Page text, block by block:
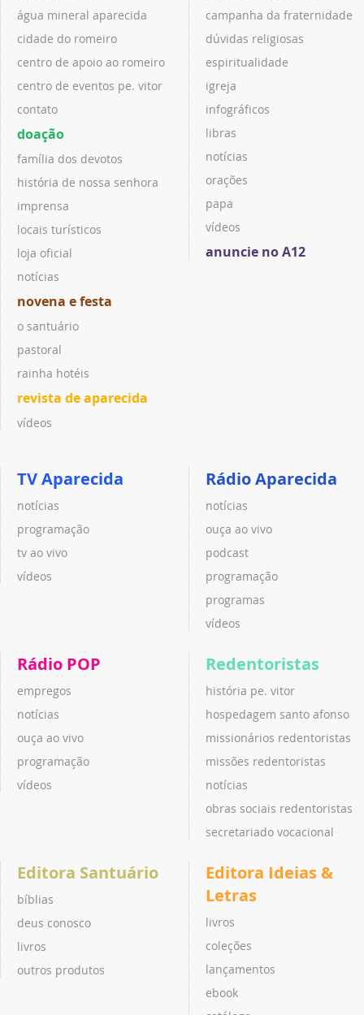
água mineral aparecida
cidade do romeiro
centro de apoio ao romeiro
centro de eventos pe. vitor
contato
doação
família dos devotos
história de nossa senhora
imprensa
locais turísticos
loja oficial
notícias
novena e festa
o santuário
pastoral
rainha hotéis
revista de aparecida
vídeos
campanha da fraternidade
dúvidas religiosas
espiritualidade
igreja
infográficos
libras
notícias
orações
papa
vídeos
anuncie no A12
TV Aparecida
notícias
programação
tv ao vivo
vídeos
Rádio Aparecida
notícias
ouça ao vivo
podcast
programação
programas
vídeos
Rádio POP
empregos
notícias
ouça ao vivo
programação
vídeos
Redentoristas
história pe. vitor
hospedagem santo afonso
missionários redentoristas
missões redentoristas
notícias
obras sociais redentoristas
secretariado vocacional
Editora Santuário
bíblias
deus conosco
livros
outros produtos
Editora Ideias &
Letras
livros
coleções
lançamentos
ebook